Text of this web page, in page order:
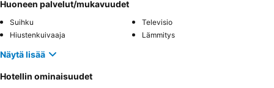
Huoneen palvelut/mukavuudet
Suihku
Televisio
Hiustenkuivaaja
Lämmitys
Näytä lisää
Hotellin ominaisuudet